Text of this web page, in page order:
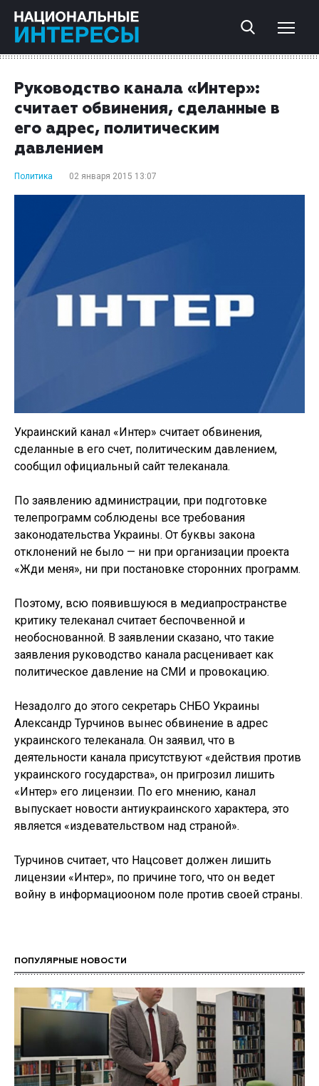
Руководство канала «Интер»:
считает обвинения, сделанные в
его адрес, политическим
давлением
Политика 02 января 2015 13:07
Украинский канал «Интер» считает обвинения,
сделанные в его счет, политическим давлением,
сообщил официальный сайт телеканала.
По заявлению администрации, при подготовке
телепрограмм соблюдены все требования
законодательства Украины. От буквы закона
отклонений не было — ни при организации проекта
«Жди меня», ни при постановке сторонних программ.
Поэтому, всю появившуюся в медиапространстве
критику телеканал считает беспочвенной и
необоснованной. В заявлении сказано, что такие
заявления руководство канала расценивает как
политическое давление на СМИ и провокацию.
Незадолго до этого секретарь СНБО Украины
Александр Турчинов вынес обвинение в адрес
украинского телеканала. Он заявил, что в
деятельности канала присутствуют «действия против
украинского государства», он пригрозил лишить
«Интер» его лицензии. По его мнению, канал
выпускает новости антиукраинского характера, это
является «издевательством над страной».
Турчинов считает, что Нацсовет должен лишить
лицензии «Интер», по причине того, что он ведет
войну в информациооном поле против своей страны.
ПОПУЛЯРНЫЕ НОВОСТИ